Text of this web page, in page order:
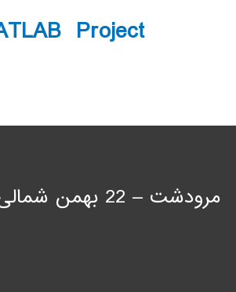
Project
مرودشت – 22 بهمن شمالی